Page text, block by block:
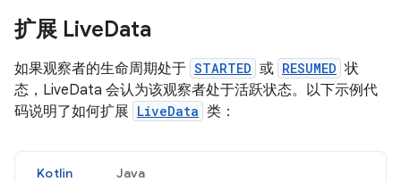
扩展 LiveData
如果观察者的生命周期处于 STARTED 或 RESUMED 状
态，LiveData 会认为该观察者处于活跃状态。以下示例代
码说明了如何扩展 LiveData 类：
Kotlin Java